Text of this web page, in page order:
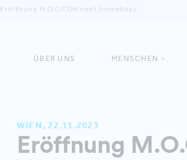
Eröffnung M.O.O.CON next.homebase
ÜBER UNS MENSCHEN
WIEN, 22.11.2023
Eröffnung